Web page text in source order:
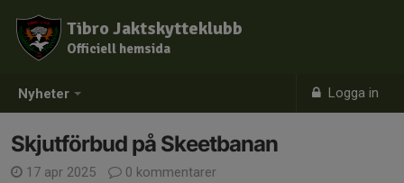
Nyheter Logga in
Tibro Jaktskytteklubb
Officiell hemsida
Skjutförbud på Skeetbanan
17 apr 2025
0 kommentarer